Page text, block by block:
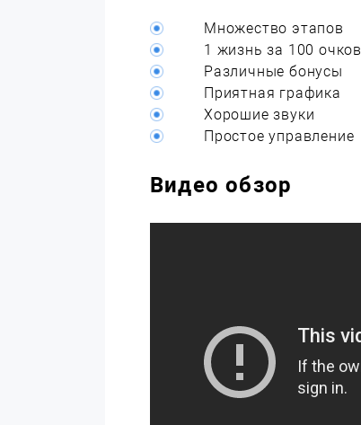
Множество этапов
1 жизнь за 100 очков
Различные бонусы
Приятная графика
Хорошие звуки
Простое управление
Видео обзор